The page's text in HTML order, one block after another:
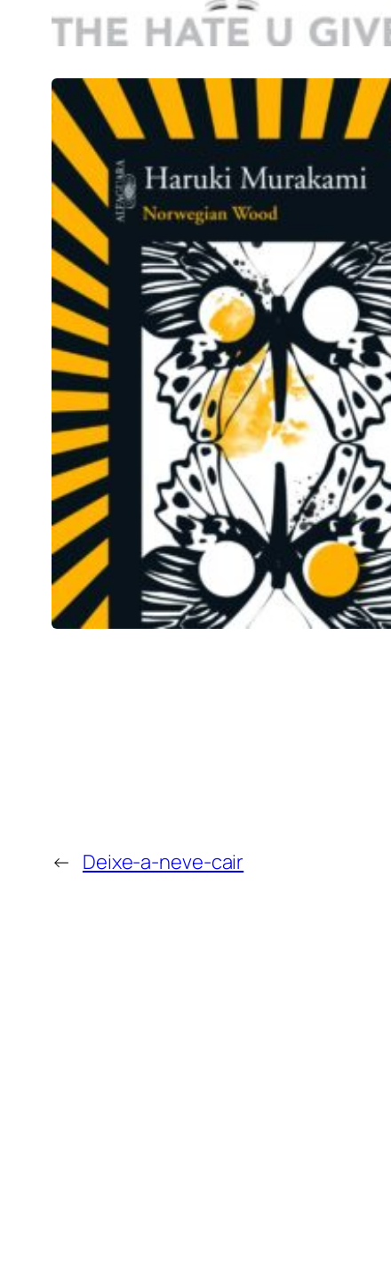
← Deixe-a-neve-cair